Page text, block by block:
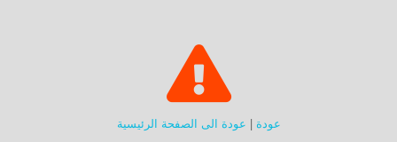
عودة | عودة الى الصفحة الرئيسية